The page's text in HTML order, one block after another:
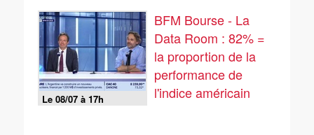
Le 08/07 à 17h
BFM Bourse - La
Data Room : 82% =
la proportion de la
performance de
l'indice américain